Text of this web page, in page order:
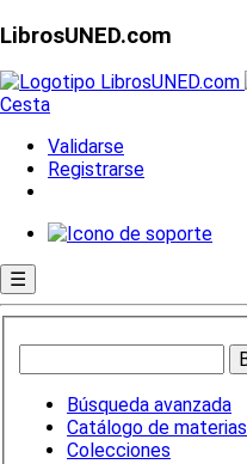
LibrosUNED.com
Cesta
Validarse
Registrarse
☰
Búsqueda avanzada
Catálogo de materias
Colecciones